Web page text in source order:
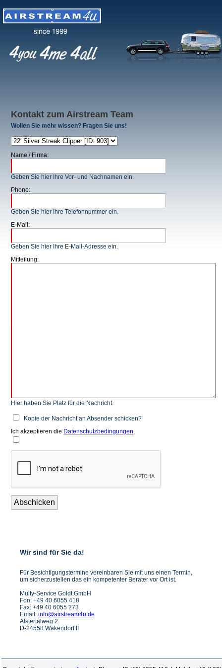
Kontakt zum Airstream Team
Wollen Sie mehr wissen? Fragen Sie uns!
Name / Firma:
Geben Sie hier Ihre Vor- und Nachnamen ein.
Phone:
Geben Sie hier Ihre Telefonnummer ein.
E-Mail:
Geben Sie hier Ihre E-Mail-Adresse ein.
Mitteilung:
Hier haben Sie Platz für die Nachricht.
Kopie der Nachricht an Absender schicken?
Ich akzeptieren die Datenschutzbedingungen.
Abschicken
Wir sind für Sie da!
Für Besichtigungstermine vereinbaren Sie mit uns einen Termin,
um sicherzustellen das ein kompetenter Berater vor Ort ist.
Multy-Service Goldt GmbH
Fon: +49 40 6055 418
Fax: +49 40 6055 273
Email: info@airstream4u.de
Alstertalweg 2
D-24558 Wakendorf II